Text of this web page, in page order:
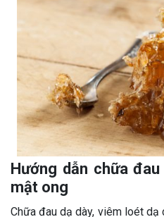
Hướng dẫn chữa
mật ong
Chữa đau dạ dày, viêm loét dạ